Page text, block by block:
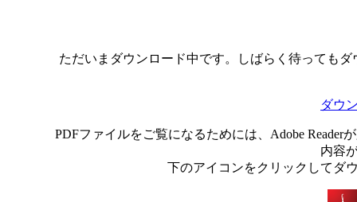
ただいまダウンロード中です。しばらく待っても
ダウ
PDFファイルをご覧になるためには、Adobe
内容
下のアイコンをクリックしてダ